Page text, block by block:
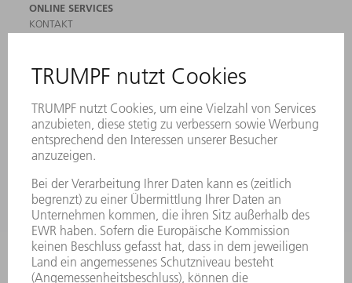
ONLINE SERVICES
KONTAKT
VERANSTALTUNGEN UND TERMINE
NEWSLETTER-ANMELDUNG
MYTRUMPF
SICHERHEITSDATENBLÄTTER
PRODUKTE
MASCHINEN & SYSTEME
LEISTUNGSELEKTRONIK
ELEKTROWERKZEUGE
SMART FACTORY
SOFTWARE
SERVICES
ANWENDUNGEN
BRANCHEN